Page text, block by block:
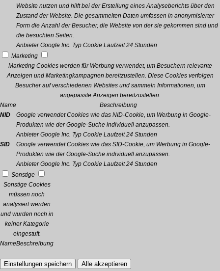
Website nutzen und hilft bei der Erstellung eines Analyseberichts über den
Zustand der Website. Die gesammelten Daten umfassen in anonymisierter
Form die Anzahl der Besucher, die Website von der sie gekommen sind und
die besuchten Seiten.
Anbieter Google Inc. Typ Cookie Laufzeit 24 Stunden
Marketing
Marketing Cookies werden für Werbung verwendet, um Besuchern relevante
Anzeigen und Marketingkampagnen bereitzustellen. Diese Cookies verfolgen
Besucher auf verschiedenen Websites und sammeln Informationen, um
angepasste Anzeigen bereitzustellen.
Name
Beschreibung
NID
Google verwendet Cookies wie das NID-Cookie, um Werbung in Google-
Produkten wie der Google-Suche individuell anzupassen.
Anbieter Google Inc. Typ Cookie Laufzeit 24 Stunden
SID
Google verwendet Cookies wie das SID-Cookie, um Werbung in Google-
Produkten wie der Google-Suche individuell anzupassen.
Anbieter Google Inc. Typ Cookie Laufzeit 24 Stunden
Sonstige
Sonstige Cookies
müssen noch
analysiert werden
und wurden noch in
keiner Kategorie
eingestuft.
NameBeschreibung
Einstellungen speichern Alle akzeptieren